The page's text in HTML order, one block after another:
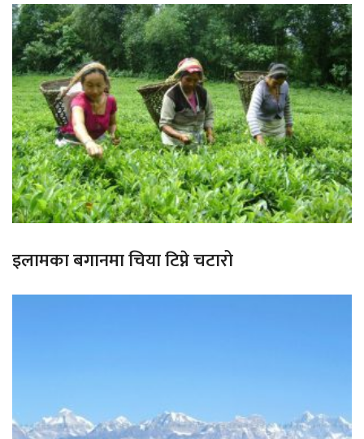
इलामका बगानमा चिया टिप्ने चटारो